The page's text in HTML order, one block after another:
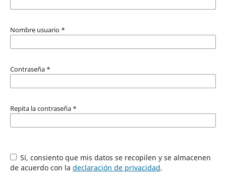
Nombre usuario *
Contraseña *
Repita la contraseña *
Sí, consiento que mis datos se recopilen y se almacenen
de acuerdo con la declaración de privacidad.